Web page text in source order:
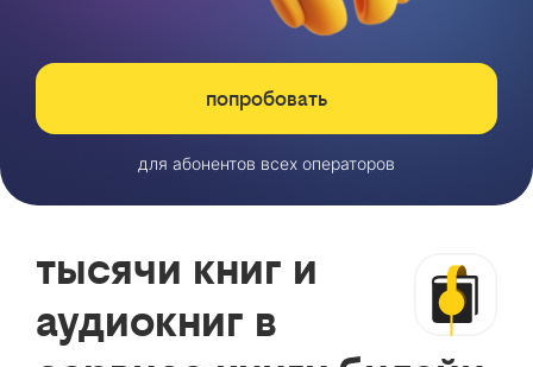
попробовать
для абонентов всех операторов
тысячи книг и
аудиокниг в